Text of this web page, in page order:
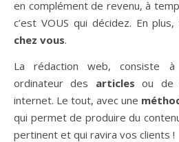
en complément de revenu, à
c’est VOUS qui décidez. En plus,
chez vous.
La rédaction web, consiste
ordinateur des articles ou de
internet. Le tout, avec une
qui permet de produire du
pertinent et qui ravira vos clients !